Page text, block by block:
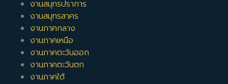
งานสมุทรปราการ
งานสมุทรสาคร
งานภาคกลาง
งานภาคเหนือ
งานภาคตะวันออก
งานภาคตะวันตก
งานภาคใต้